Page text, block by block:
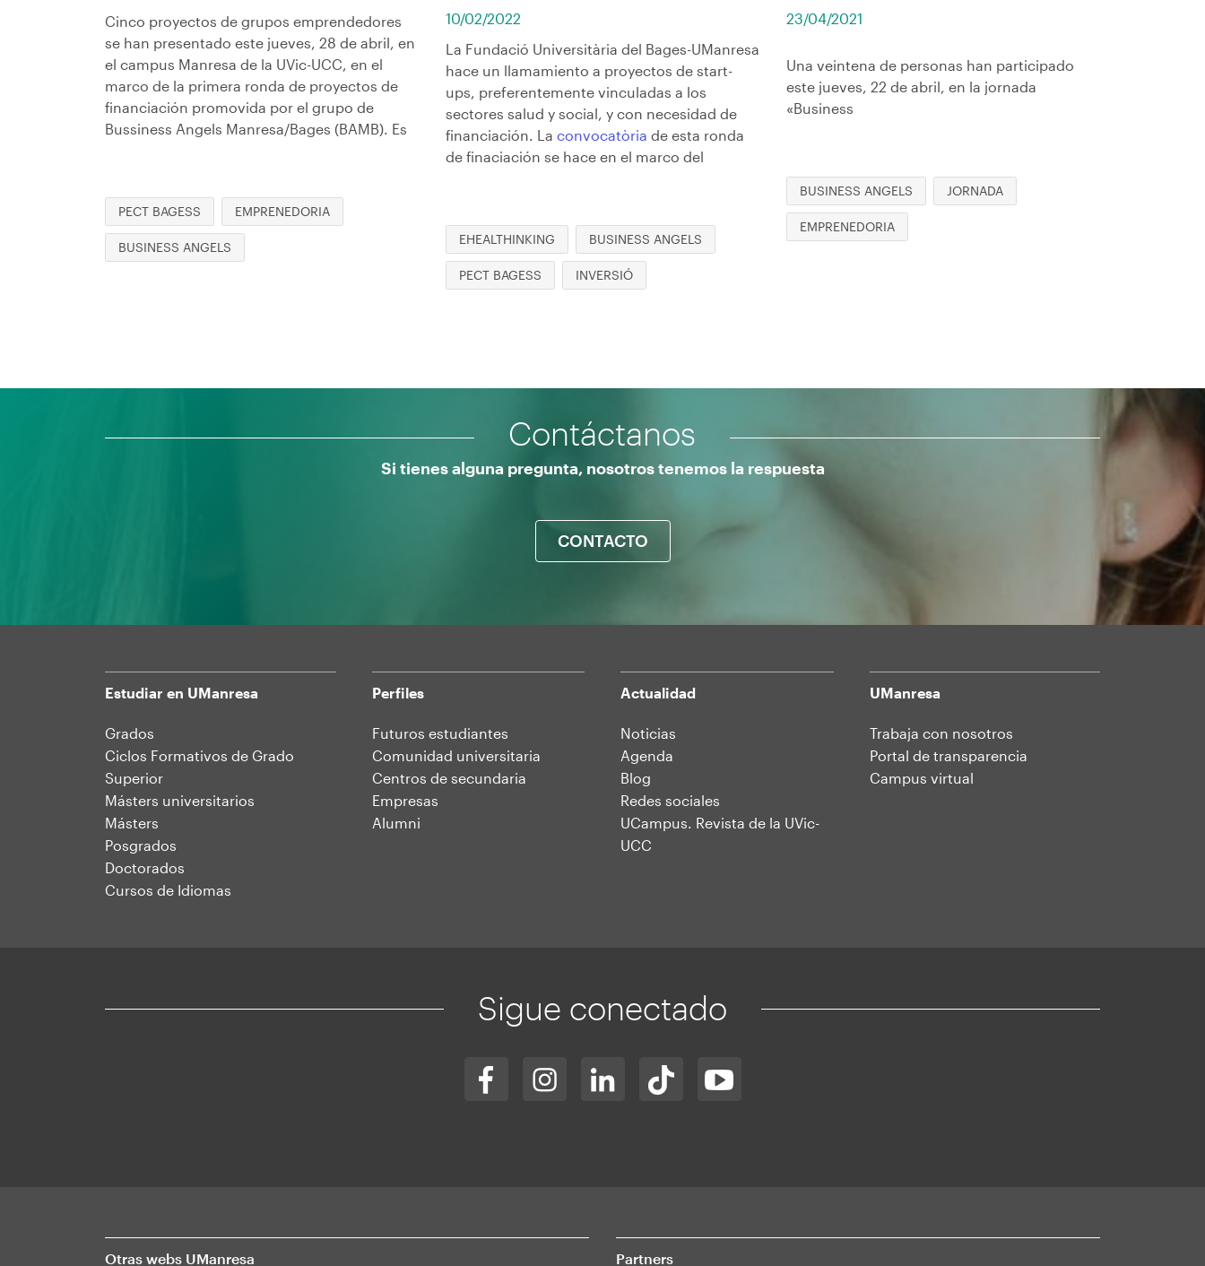
Cinco proyectos de grupos emprendedores
se han presentado este jueves, 28 de abril, en
el campus Manresa de la UVic-UCC, en el
marco de la primera ronda de proyectos de
financiación promovida por el grupo de
Bussiness Angels Manresa/Bages (BAMB). Es
PECT BAGESS EMPRENEDORIA
BUSINESS ANGELS
10/02/2022
La Fundació Universitària del Bages-UManresa
hace un llamamiento a proyectos de start-
ups, preferentemente vinculadas a los
sectores salud y social, y con necesidad de
financiación. La convocatòria de esta ronda
de finaciación se hace en el marco del
EHEALTHINKING BUSINESS ANGELS
PECT BAGESS INVERSIÓ
23/04/2021
Una veintena de personas han participado
este jueves, 22 de abril, en la jornada
«Business
BUSINESS ANGELS JORNADA
EMPRENEDORIA
Contáctanos
Si tienes alguna pregunta, nosotros tenemos la respuesta
CONTACTO
Mapa
web
Estudiar en UManresa
Grados
Ciclos Formativos de Grado
Superior
Másters universitarios
Másters
Posgrados
Doctorados
Cursos de Idiomas
Perfiles
Futuros estudiantes
Comunidad universitaria
Centros de secundaria
Empresas
Alumni
Actualidad
Noticias
Agenda
Blog
Redes sociales
UCampus. Revista de la UVic-
UCC
UManresa
Trabaja con nosotros
Portal de transparencia
Campus virtual
Sigue conectado
Otras webs UManresa Partners